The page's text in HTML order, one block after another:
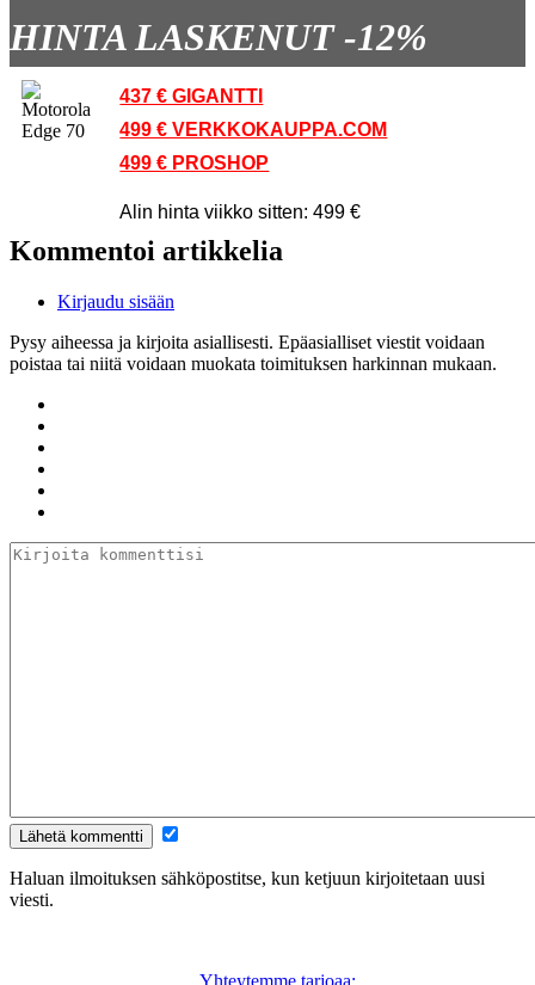
HINTA LASKENUT -12%
437 € GIGANTTI
499 € VERKKOKAUPPA.COM
499 € PROSHOP
Alin hinta viikko sitten: 499 €
Kommentoi artikkelia
Kirjaudu sisään
Pysy aiheessa ja kirjoita asiallisesti. Epäasialliset viestit voidaan
poistaa tai niitä voidaan muokata toimituksen harkinnan mukaan.
Haluan ilmoituksen sähköpostitse, kun ketjuun kirjoitetaan uusi
viesti.
Yhteytemme tarjoaa: